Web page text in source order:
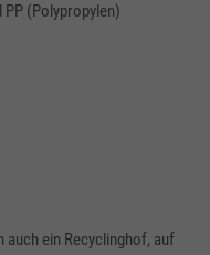
(Polypropylen)
auch ein Recyclinghof, auf